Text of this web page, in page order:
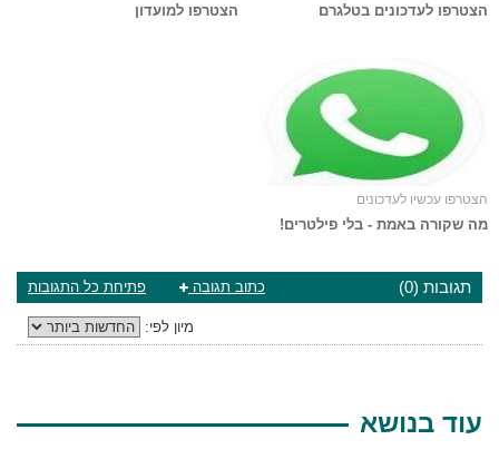
הצטרפו לעדכונים בטלגרם הצטרפו למועדון
הצטרפו עכשיו לעדכונים
מה שקורה באמת - בלי פילטרים!
תגובות (0) פתיחת כל התגובות כתוב תגובה
מיון לפי:
עוד בנושא